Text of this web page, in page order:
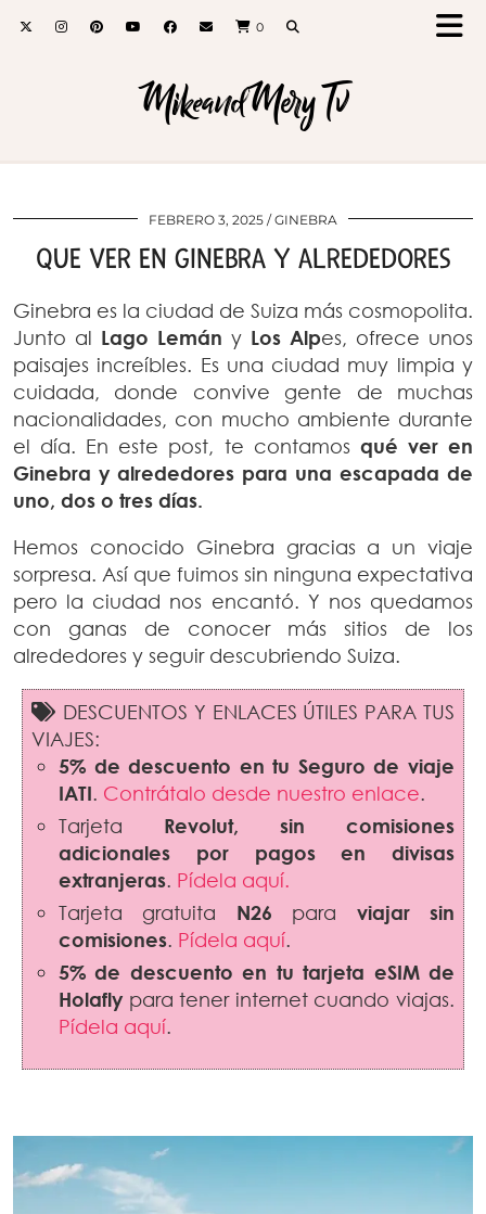
0
MikeandMery Tv
FEBRERO 3, 2025 GINEBRA
QUE VER EN GINEBRA Y ALREDEDORES
Ginebra es la ciudad de Suiza más cosmopolita.
Junto al Lago Lemán y Los Alpes, ofrece unos
paisajes increíbles. Es una ciudad muy limpia y
cuidada, donde convive gente de muchas
nacionalidades, con mucho ambiente durante
el día. En este post, te contamosqué ver en
Ginebra y alrededores para una escapada de
uno, dos o tres días.
Hemos conocido Ginebra gracias a un viaje
sorpresa. Así que fuimos sin ninguna expectativa
pero la ciudad nos encantó. Y nos quedamos
con ganas de conocer más sitios de los
alrededores y seguir descubriendo Suiza.
DESCUENTOS Y ENLACES ÚTILES PARA TUS
VIAJES:
5% de descuento en tu Seguro de viaje
IATI. Contrátalo desde nuestro enlace.
Tarjeta Revolut, sin comisiones
adicionales por pagos en divisas
extranjeras. Pídela aquí.
Tarjeta gratuita N26 para viajar sin
comisiones. Pídela aquí.
5% de descuento en tu tarjeta eSIM de
Holafly para tener internet cuando viajas.
Pídela aquí.